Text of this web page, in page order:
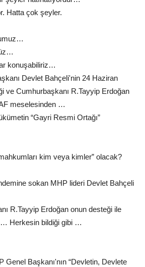
Hatta çok şeyler.
konuşabiliriz…
Devlet Bahçeli'nin 24 Haziran
ve Cumhurbaşkanı R.Tayyip Erdoğan
meselesinden …
“Gayri Resmi Ortağı”
kim veya kimler” olacak?
sokan MHP lideri Devlet Bahçeli
R.Tayyip Erdoğan onun desteği ile
Herkesin bildiği gibi …
Genel Başkanı'nın “Devletin, Devlete